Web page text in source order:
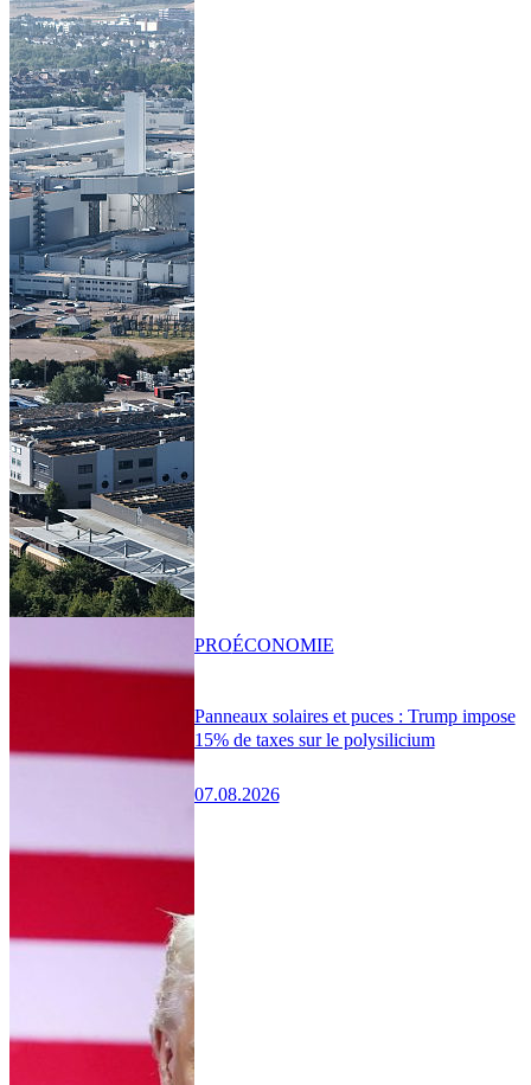
Panneaux solaires et puces : Trump impose
15% de taxes sur le polysilicium
07.08.2026
PROÉCONOMIE